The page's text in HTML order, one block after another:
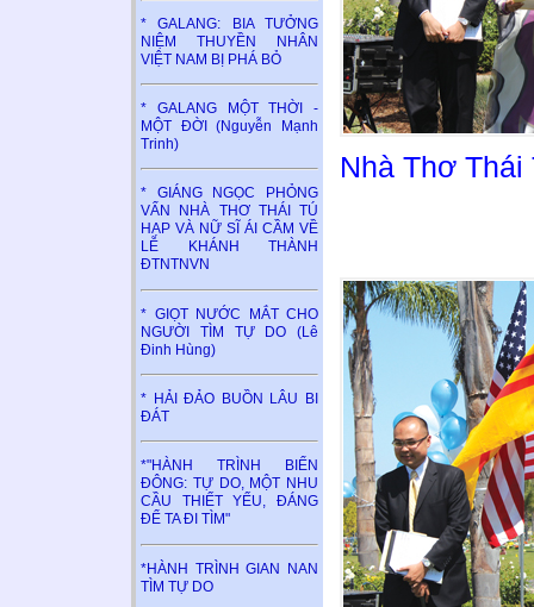
* GALANG: BIA TƯỞNG
NIỆM THUYỀN NHÂN
VIỆT NAM BỊ PHÁ BỎ
* GALANG MỘT THỜI -
MỘT ĐỜI (Nguyễn Mạnh
Trinh)
* GIÁNG NGỌC PHỎNG
VẤN NHÀ THƠ THÁI TÚ
HẠP VÀ NỮ SĨ ÁI CẦM VỀ
LỄ KHÁNH THÀNH
ĐTNTNVN
* GIỌT NƯỚC MẮT CHO
NGƯỜI TÌM TỰ DO (Lê
Đinh Hùng)
* HẢI ĐẢO BUỒN LÂU BI
ĐÁT
*"HÀNH TRÌNH BIỂN
ĐÔNG: TỰ DO, MỘT NHU
CẦU THIẾT YẾU, ĐÁNG
ĐỂ TA ĐI TÌM"
*HÀNH TRÌNH GIAN NAN
TÌM TỰ DO
Nhà Thơ Thái